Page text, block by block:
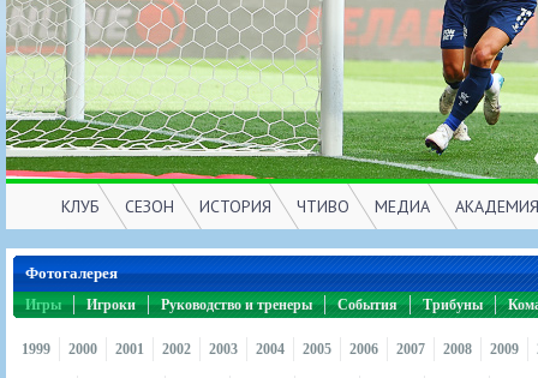
КЛУБ
Игроки
Тренерско-административный состав
Руководство
Фонд поддержки
СЕЗОН
РПЛ
Календарь
Таблица
Шахматка
ИСТОРИЯ
Чемпионат СССР
Кубок СССР
Чемпионат России
Кубок России
ЧТИВО
Пресса
Книги
МЕДИА
Фото
Крылья Советов -
Трансляции матчей
Прочее
АКАДЕМИЯ
Фотогалерея
Игры Игроки Руководство и тренеры События Трибуны
1999 2000 2001 2002 2003 2004 2005 2006 2007 2008 2009